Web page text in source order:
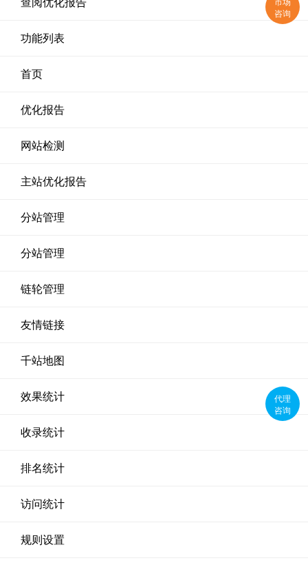
查阅优化报告
功能列表
首页
优化报告
网站检测
主站优化报告
分站管理
分站管理
链轮管理
友情链接
千站地图
效果统计
收录统计
排名统计
访问统计
规则设置
咨询
代理
咨询